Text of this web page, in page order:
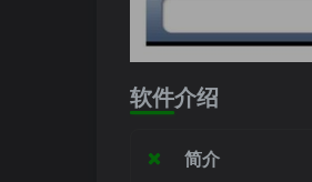
软件介绍
简介